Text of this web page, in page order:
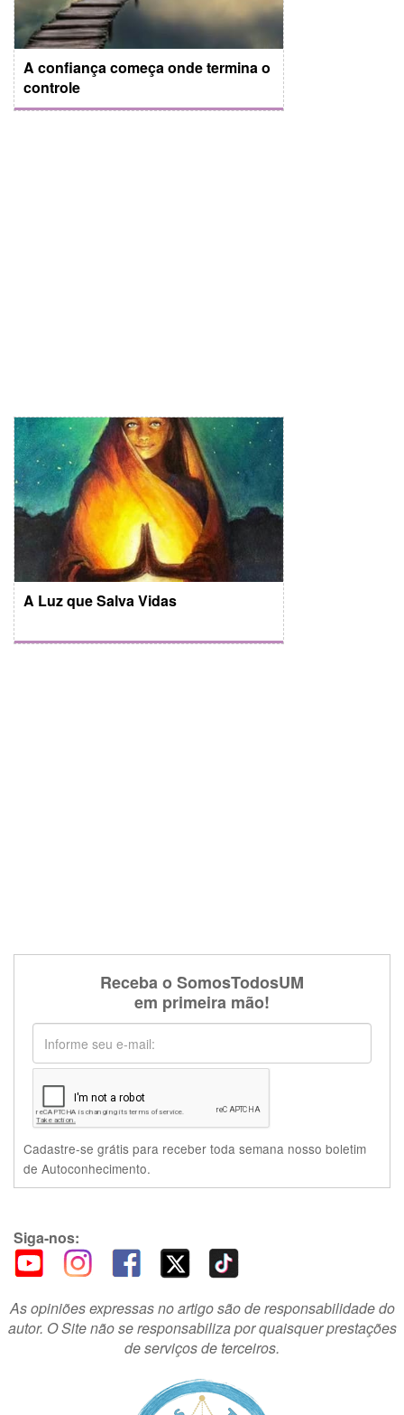
A confiança começa onde termina o
controle
A Luz que Salva Vidas
Receba o SomosTodosUM
em primeira mão!
Cadastre-se grátis para receber toda semana nosso boletim
de Autoconhecimento.
Siga-nos:
As opiniões expressas no artigo são de responsabilidade do
autor. O Site não se responsabiliza por quaisquer prestações
de serviços de terceiros.